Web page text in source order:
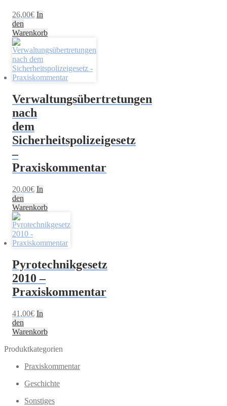
26,00€ In
den
Warenkorb
Verwaltungsübertretungen
nach
dem
Sicherheitspolizeigesetz
–
Praxiskommentar
20,00€ In
den
Warenkorb
Pyrotechnikgesetz
2010 –
Praxiskommentar
41,00€ In
den
Warenkorb
Produktkategorien
Praxiskommentar
Geschichte
Sonstiges